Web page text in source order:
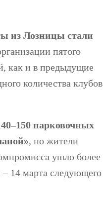
из Лозницы стали
пятого
как и в предыдущие
количества клубов
парковочных
, но жители
ушло более
– 14 марта следующего